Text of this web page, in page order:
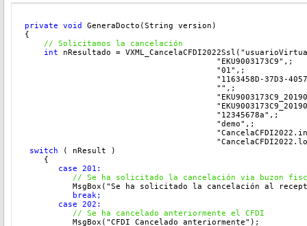
private void
GeneraDocto(String version)
{
// Solicitamos la cancelación
int nResultado =
                                        "EKU9003173C9",;
                                        "01",;
"1163458D-37D3-
                                        "",;
                                        "12345678a",;
                                        "demo",;
switch ( nResult )
    {
       case 201:
// Se ha solicitado la cancelación via buzon
MsgBox("Se ha solicitado la cancelación al
break;
       case 202:
          // Se ha cancelado anteriormente el CFDI
          MsgBox("CFDI Cancelado anteriormente"
);